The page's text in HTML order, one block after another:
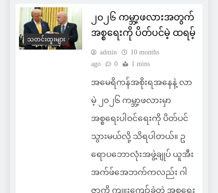
သတင်းထူးများ
၂၀၂၆ ကမ္ဘာ့ဖလားအတွက်
အစ္စရေးကို ပိတ်ပင်မဲ့ ထရမ့်
admin
10 months
ago
0 1 mins
အမေရိကန်အစိုးရအနေနဲ့ လာ
မဲ့ ၂၀၂၆ ကမ္ဘာ့ဖလားမှာ
အစ္စရေးပါဝင်ရေးကို ပိတ်ပင်
သွားမယ်လို့ သိရပါတယ်။ ဥ
ရောပဘောလုံးအဖွဲ့ချုပ် ယူအီး
အက်ဖ်အေဘက်ကလည်း ဂါ
ဇာကို ကျူးကျော်ခဲ့တဲ့ အစ္စရေး